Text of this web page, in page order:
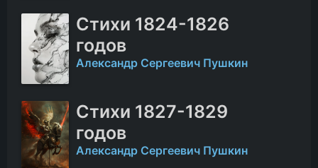
Стихи 1824-1826
годов
Александр Сергеевич Пушкин
Стихи 1827-1829
годов
Александр Сергеевич Пушкин